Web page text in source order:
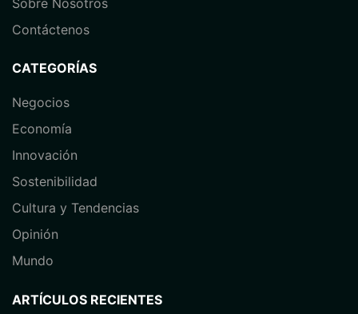
Contáctenos
CATEGORÍAS
Negocios
Economía
⁠Innovación
Sostenibilidad
Cultura y Tendencias
Opinión
⁠Mundo
ARTÍCULOS RECIENTES